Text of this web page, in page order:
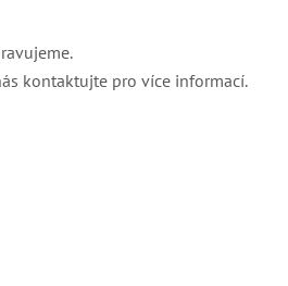
kontaktujte pro více informací.